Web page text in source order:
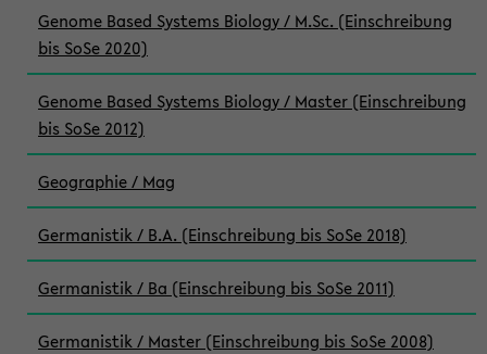
Genome Based Systems Biology / M.Sc. (Einschreibung
bis SoSe 2020)
Genome Based Systems Biology / Master (Einschreibung
bis SoSe 2012)
Geographie / Mag
Germanistik / B.A. (Einschreibung bis SoSe 2018)
Germanistik / Ba (Einschreibung bis SoSe 2011)
Germanistik / Master (Einschreibung bis SoSe 2008)